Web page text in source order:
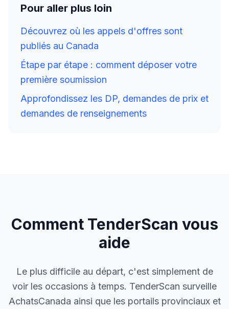
Pour aller plus loin
Découvrez où les appels d'offres sont
publiés au Canada
Étape par étape : comment déposer votre
première soumission
Approfondissez les DP, demandes de prix et
demandes de renseignements
Comment TenderScan vous
aide
Le plus difficile au départ, c'est simplement de
voir les occasions à temps. TenderScan surveille
AchatsCanada ainsi que les portails provinciaux et